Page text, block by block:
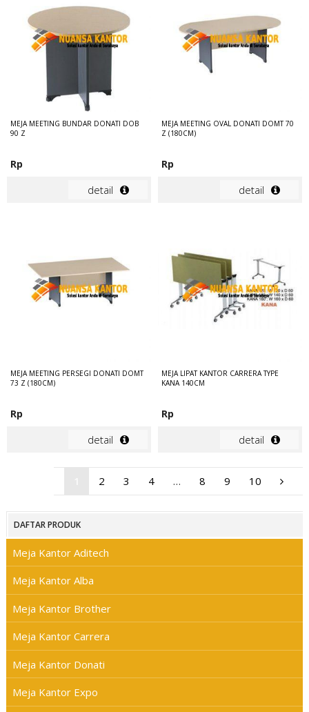
MEJA MEETING BUNDAR DONATI DOB
90 Z
Rp
detail
MEJA MEETING OVAL DONATI DOMT 70
Z (180CM)
Rp
detail
MEJA MEETING PERSEGI DONATI DOMT
73 Z (180CM)
Rp
detail
MEJA LIPAT KANTOR CARRERA TYPE
KANA 140CM
Rp
detail
2 3 4 … 8 9 10
DAFTAR PRODUK
Meja Kantor Aditech
Meja Kantor Alba
Meja Kantor Brother
Meja Kantor Carrera
Meja Kantor Donati
Meja Kantor Expo